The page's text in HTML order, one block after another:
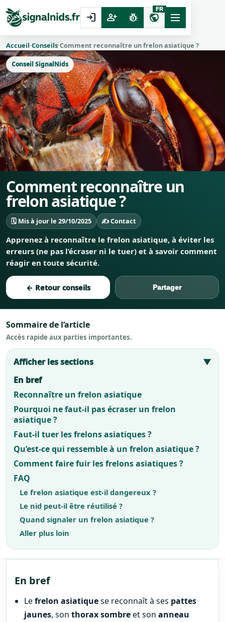
login person_add pest_control public
FR
Accueil·Conseils·Comment reconnaître un frelon asiatique ?
Conseil SignalNids
Comment reconnaître un
frelon asiatique ?
🗓️ Mis à jour le 29/10/2025 ✍️ Contact
Apprenez à reconnaître le frelon asiatique, à éviter les
erreurs (ne pas l’écraser ni le tuer) et à savoir comment
réagir en toute sécurité.
← Retour conseils Partager
Sommaire de l’article
Accès rapide aux parties importantes.
Afficher les sections
▼
En bref
Reconnaître un frelon asiatique
Pourquoi ne faut-il pas écraser un frelon
asiatique ?
Faut-il tuer les frelons asiatiques ?
Qu’est-ce qui ressemble à un frelon asiatique ?
Comment faire fuir les frelons asiatiques ?
FAQ
Le frelon asiatique est-il dangereux ?
Le nid peut-il être réutilisé ?
Quand signaler un frelon asiatique ?
Aller plus loin
En bref
Lefrelon asiatiquese reconnaît à ses pattes
jaunes, sonthorax sombreet sonanneau